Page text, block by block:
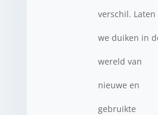
verschil. Laten
we duiken in
wereld van
nieuwe en
gebruikte